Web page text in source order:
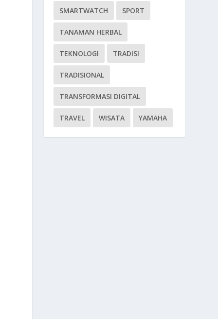
SMARTWATCH SPORT
TANAMAN HERBAL
TEKNOLOGI TRADISI
TRADISIONAL
TRANSFORMASI DIGITAL
TRAVEL WISATA YAMAHA